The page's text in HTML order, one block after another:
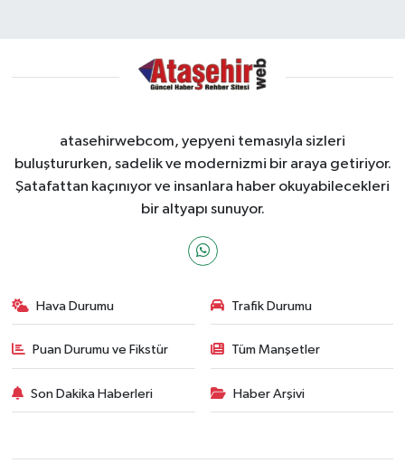
atasehirwebcom, yepyeni temasıyla sizleri
buluştururken, sadelik ve modernizmi bir araya getiriyor.
Şatafattan kaçınıyor ve insanlara haber okuyabilecekleri
bir altyapı sunuyor.
Hava Durumu Trafik Durumu
Puan Durumu ve Fikstür Tüm Manşetler
Son Dakika Haberleri Haber Arşivi